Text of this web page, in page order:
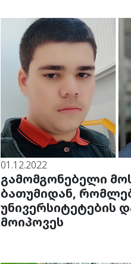
01.12.2022
გამომგონებელი
ბათუმიდან,
უნივერსიტეტების
მოიპოვეს